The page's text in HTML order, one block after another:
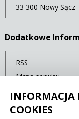
33-300 Nowy Sącz
Dodatkowe
RSS
Mapa serwisu
Polityka
INFORMACJA
COOKIES